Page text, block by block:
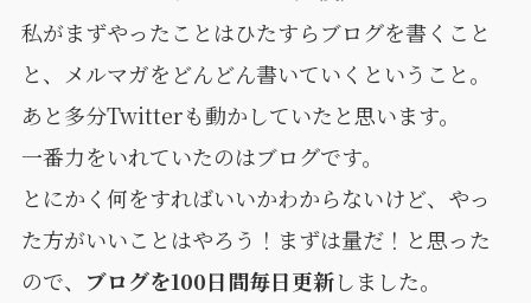
私がまずやったことはひたすらブログを書くこと
と、メルマガをどんどん書いていくということ。
あと多分Twitterも動かしていたと思います。
一番力をいれていたのはブログです。
とにかく何をすればいいかわからないけど、やっ
た方がいいことはやろう！まずは量だ！と思った
ので、 ブログを100日間毎日更新しました。